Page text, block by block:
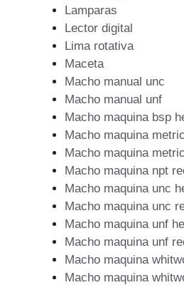
Lamparas
Lector digital
Lima rotativa
Maceta
Macho manual unc
Macho manual unf
Macho maquina bsp
Macho maquina
Macho maquina
Macho maquina npt
Macho maquina unc
Macho maquina unc
Macho maquina unf
Macho maquina unf
Macho maquina
Macho maquina